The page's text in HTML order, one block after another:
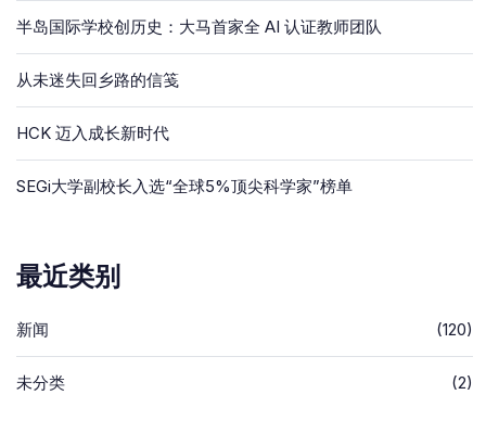
半岛国际学校创历史：大马首家全 AI 认证教师团队
从未迷失回乡路的信笺
HCK 迈入成长新时代
SEGi大学副校长入选“全球5%顶尖科学家”榜单
最近类别
新闻 (120)
未分类 (2)